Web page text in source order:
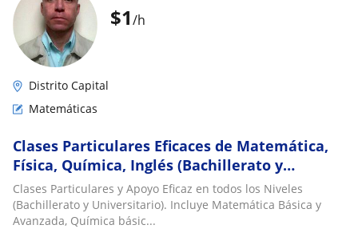
$1/h
Distrito Capital
Matemáticas
Clases Particulares Eficaces de Matemática,
Física, Química, Inglés (Bachillerato y
Universitario)
Clases Particulares y Apoyo Eficaz en todos los Niveles
(Bachillerato y Universitario). Incluye Matemática Básica y
Avanzada, Química básic...